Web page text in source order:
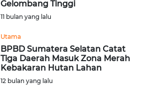
Gelombang Tinggi
11 bulan yang lalu
Utama
BPBD Sumatera Selatan Catat
Tiga Daerah Masuk Zona Merah
Kebakaran Hutan Lahan
12 bulan yang lalu